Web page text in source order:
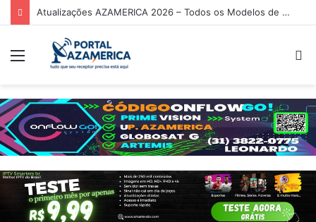
Atualizações AZAMERICA 2026 – Todos os Modelos de Receptores AZAMERICA